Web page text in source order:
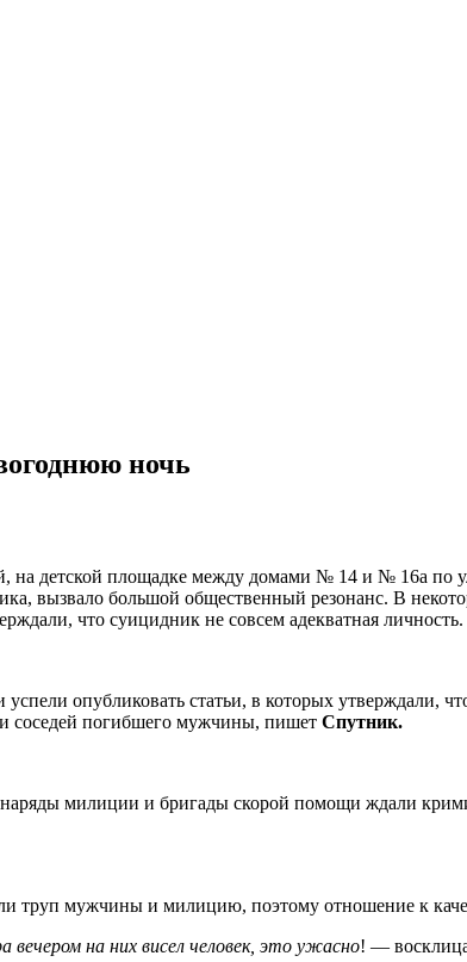
ночь
на детской площадке между домами № 14 и № 16а по
вызвало большой общественный резонанс. В
что суицидник не совсем адекватная личность.
опубликовать статьи, в которых утверждали,
соседей погибшего мужчины, пишет Спутник.
милиции и бригады скорой помощи ждали
труп мужчины и милицию, поэтому отношение к
вечером на них висел человек, это ужасно! —